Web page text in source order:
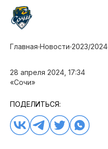
Главная Новости 2023/2024
28 апреля 2024, 17:34
«Сочи»
ПОДЕЛИТЬСЯ: